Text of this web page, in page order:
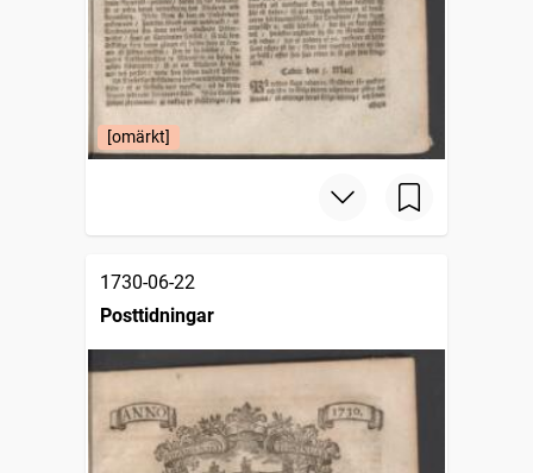
[omärkt]
1730-06-22
Posttidningar